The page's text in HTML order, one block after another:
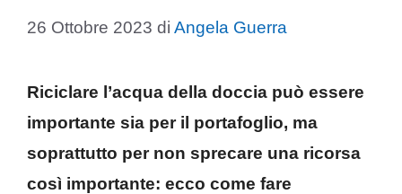
26 Ottobre 2023 di Angela Guerra
Riciclare l’acqua della doccia può essere
importante sia per il portafoglio, ma
soprattutto per non sprecare una ricorsa
così importante: ecco come fare